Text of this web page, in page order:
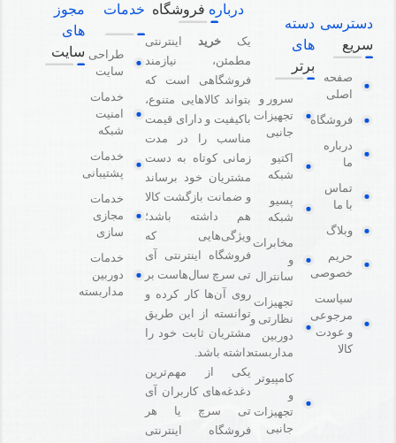
دسترسی
سریع
صفحه
اصلی
فروشگاه
درباره
ما
تماس
با ما
وبلاگ
حریم
خصوصی
سیاست
مرجوعی
و عودت
کالا
دسته
های
برتر
سرور و
تجهیزات
جانبی
اکتیو
شبکه
پسیو
شبکه
مخابرات
و
سانترال
تجهیزات
نظارتی و
دوربین
مداربسته
کامپیوتر
و
تجهیزات
جانبی
درباره فروشگاه
یک خریداینترنتی
مطمئن، نیازمند
فروشگاهی است که
بتواند کالاهایی متنوع،
باکیفیت و دارای قیمت
مناسب را در مدت
زمانی کوتاه به دست
مشتریان خود برساند
و ضمانت بازگشت کالا
هم داشته باشد؛
ویژگی‌هایی که
فروشگاه اینترنتی آی
تی سرچ سال‌هاست بر
روی آن‌ها کار کرده و
توانسته از این طریق
مشتریان ثابت خود را
داشته باشد.
یکی از مهم‌ترین
دغدغه‌های کاربران آی
تی سرچ یا هر
فروشگاه‌ اینترنتی
خدمات
طراحی
سایت
خدمات
امنیت
شبکه
خدمات
پشتیبانی
خدمات
مجازی
سازی
خدمات
دوربین
مداربسته
مجوز
های
سایت